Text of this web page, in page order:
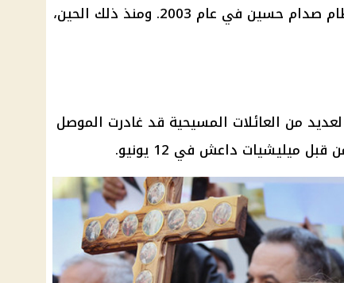
والذي أدى إلى سقوط نظام صدام حسين في عام 2003. ومنذ ذلك الحين،
من العائلات المسيحية قد غادرت الموصل
ميليشيات داعش في 12 يونيو.